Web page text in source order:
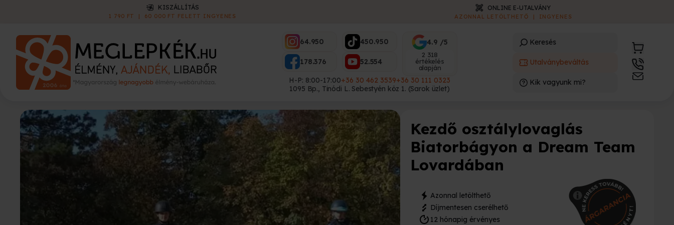
KISZÁLLÍTÁS
1 790 FT | 60 000 FT FELETT INGYENES
ONLINE E-UTALVÁNY
AZONNAL LETÖLTHETŐ | INGYENES
64.950
178.376
450.950
52.554
4.9 /5
2 318
értékelés
alapján
H-P: 8:00-17:00+36 30 462 3539+36 30 111 0323
1095 Bp., Tinódi L. Sebestyén köz 1. (Sarok üzlet)
Keresés
Utalványbeváltás
Kik vagyunk mi?
Kezdő osztálylovaglás
Biatorbágyon a Dream Team
Lovardában
Azonnal letölthető
Díjmentesen cserélhető
12 hónapig érvényes